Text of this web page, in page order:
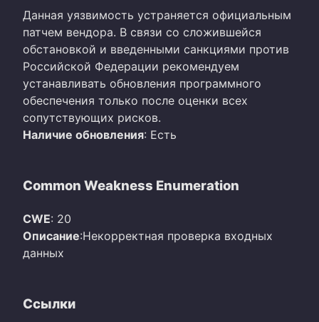
Данная уязвимость устраняется официальным
патчем вендора. В связи со сложившейся
обстановкой и введенными санкциями против
Российской Федерации рекомендуем
устанавливать обновления программного
обеспечения только после оценки всех
сопутствующих рисков.
Наличие обновления: Есть
Common Weakness Enumeration
CWE: 20
Описание:Некорректная проверка входных
данных
Ссылки